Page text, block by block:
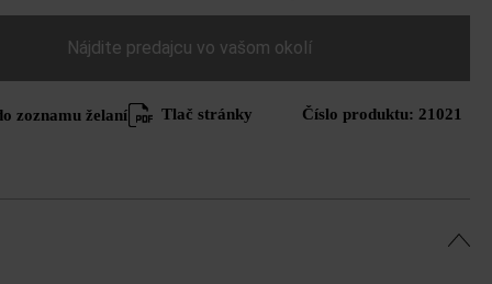
Nájdite predajcu vo vašom okolí
zoznamu želaní Tlač stránky Číslo produktu: 21021